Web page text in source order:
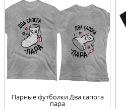
Парные футболки Два сапога
пара